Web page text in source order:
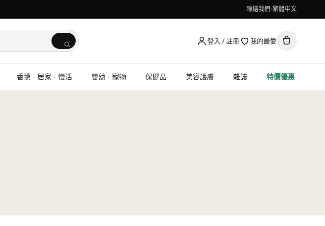
聯絡我們 繁體中文
登入 / 註冊 我的最愛
香薰 · 居家 · 慢活 嬰幼 · 寵物 保健品 美容護膚 雜誌 特價優惠